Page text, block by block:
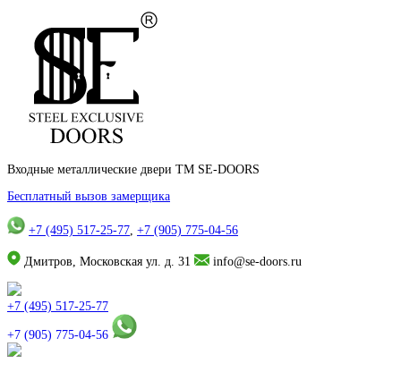
Входные металлические двери TM SE-DOORS
Бесплатный вызов замерщика
+7 (495) 517-25-77, +7 (905) 775-04-56
Дмитров, Московская ул. д. 31 info@se-doors.ru
+7 (495) 517-25-77
+7 (905) 775-04-56